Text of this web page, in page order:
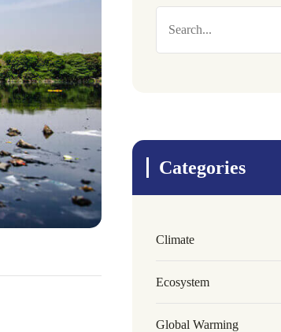
Categories
Climate
Ecosystem
Global Warming